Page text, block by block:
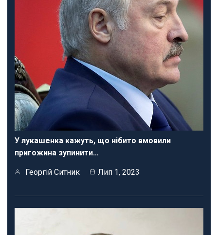
У лукашенка кажуть, що нібито вмовили
пригожина зупинити…
Георгій Ситник Лип 1, 2023